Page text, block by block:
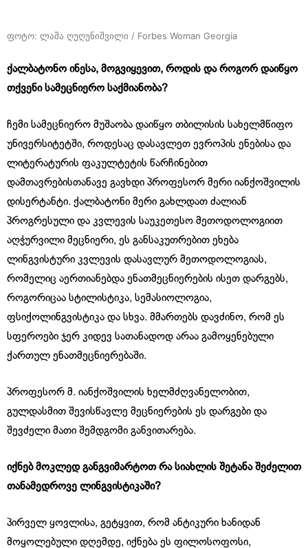
ფოტო: ლაშა ღუღუნიშვილი / Forbes Woman Georgia
ქალბატონო ინესა, მოგვიყევით, როდის და როგორ დაიწყო
თქვენი სამეცნიერო საქმიანობა?
ჩემი სამეცნიერო მუშაობა დაიწყო თბილისის სახელმწიფო
უნივერსიტეტში, როდესაც დასავლეთ ევროპის ენებისა და
ლიტერატურის ფაკულტეტის წარჩინებით
დამთავრებისთანავე გავხდი პროფესორ მერი იანქოშვილის
დისერტანტი. ქალბატონი მერი გახლდათ ძალიან
პროგრესული და კვლევის საუკეთესო მეთოდოლოგიით
აღჭურვილი მეცნიერი, ეს განსაკუთრებით ეხება
ლინგვისტური კვლევის დასავლურ მეთოდოლოგიას,
რომელიც აერთიანებდა ენათმეცნიერების ისეთ დარგებს,
როგორიცაა სტილისტიკა, სემასიოლოგია,
ფსიქოლინგვისტიკა და სხვა. მმართებს დავძინო, რომ ეს
სფეროები ჯერ კიდევ სათანადოდ არაა გამოყენებული
ქართულ ენათმეცნიერებაში.
პროფესორ მ. იანქოშვილის ხელმძღვანელობით,
გულდასმით შევისწავლე მეცნიერების ეს დარგები და
შევძელი მათი შემდგომი განვითარება.
იქნებ მოკლედ განგვიმარტოთ რა სიახლის შეტანა შეძელით
თანამედროვე ლინგვისტიკაში?
პირველ ყოვლისა, გეტყვით, რომ ანტიკური ხანიდან
მოყოლებული დღემდე, იქნება ეს ფილოსოფოსი,